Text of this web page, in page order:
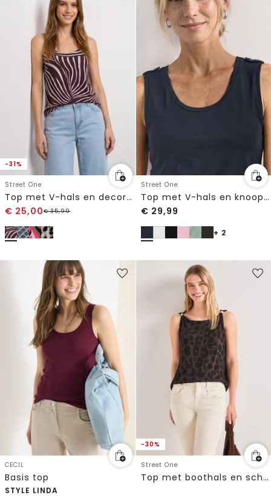
-31%
Street One
Top met V-hals en decoratief detail
€ 25,00€35,99
Street One
Top met V-hals en knoopjes
€ 29,99
+ 2
CECIL
Basis top
STYLE LINDA
-30%
Street One
Top met boothals en schouderdetail